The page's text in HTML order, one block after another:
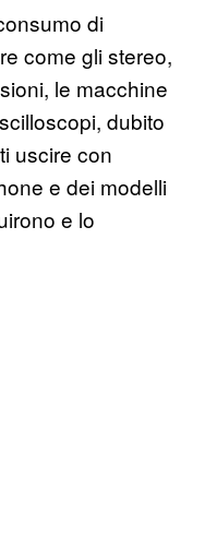
di
come gli stereo,
le macchine
dubito
uscire con
e dei modelli
e lo